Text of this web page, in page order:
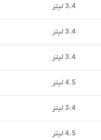
3.4 لیتر
3.4 لیتر
3.4 لیتر
4.5 لیتر
3.4 لیتر
4.5 لیتر